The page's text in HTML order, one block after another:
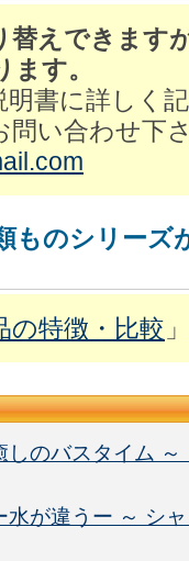
替えできます
す。
明書に詳しく
問い合わせ下
ものシリーズ
の特徴・比較
しのバスタイム
水が違うー ～ シ